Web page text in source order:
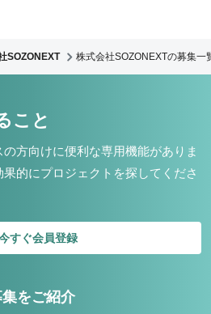
SOZONEXT 株式会社SOZONEXTの募集一
こと
方向けに便利な専用機能がありま
的にプロジェクトを探してくださ
すぐ会員登録
をご紹介